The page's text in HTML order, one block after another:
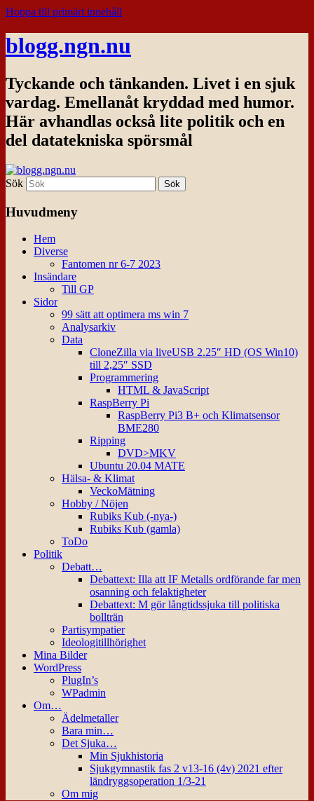
Hoppa till primärt innehåll
blogg.ngn.nu
Tyckande och tänkanden. Livet i en sjuk
vardag. Emellanåt kryddad med humor.
Här avhandlas också lite politik och en
del datatekniska spörsmål
Sök
Huvudmeny
Hem
Diverse
Fantomen nr 6-7 2023
Insändare
Till GP
Sidor
99 sätt att optimera ms win 7
Analysarkiv
Data
CloneZilla via liveUSB 2.25″ HD (OS Win10)
till 2,25″ SSD
Programmering
HTML & JavaScript
RaspBerry Pi
RaspBerry Pi3 B+ och Klimatsensor
BME280
Ripping
DVD>MKV
Ubuntu 20.04 MATE
Hälsa- & Klimat
VeckoMätning
Hobby / Nöjen
Rubiks Kub (-nya-)
Rubiks Kub (gamla)
ToDo
Politik
Debatt…
Debattext: Illa att IF Metalls ordförande far men
osanning och felaktigheter
Debattext: M gör långtidssjuka till politiska
bollträn
Partisympatier
Ideologitillhörighet
Mina Bilder
WordPress
PlugIn’s
WPadmin
Om…
Ädelmetaller
Bara min…
Det Sjuka…
Min Sjukhistoria
Sjukgymnastik fas 2 v13-16 (4v) 2021 efter
ländryggsoperation 1/3-21
Om mig